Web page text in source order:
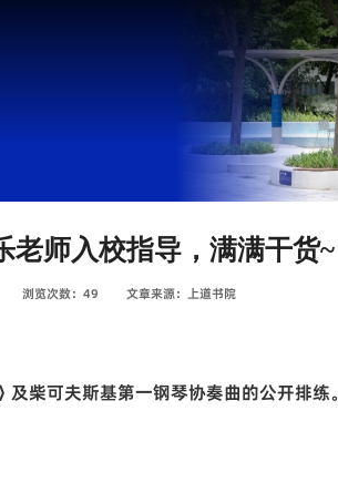
老师入校指导，满满干货~
浏览次数： 49 文章来源：上道书院
及柴可夫斯基第一钢琴协奏曲的公开排练。